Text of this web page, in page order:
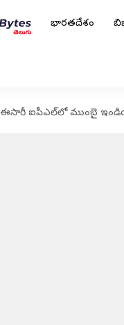
భారతదేశం
ఈసారీ ఐపీఎల్‌లో ముంబై